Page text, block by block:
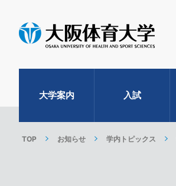
大学案内 入試
TOP お知らせ 学内トピックス